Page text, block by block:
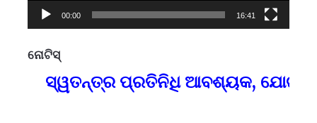
00:00 16:41
ନୋଟିସ୍
ସ୍ୱତନ୍ତ୍ର ପ୍ରତିନିଧି ଆବଶ୍ୟକ,